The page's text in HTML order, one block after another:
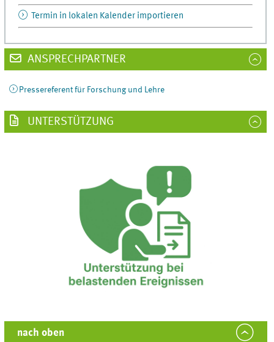
Termin in lokalen Kalender importieren
ANSPRECHPARTNER
Pressereferent für Forschung und Lehre
UNTERSTÜTZUNG
nach oben